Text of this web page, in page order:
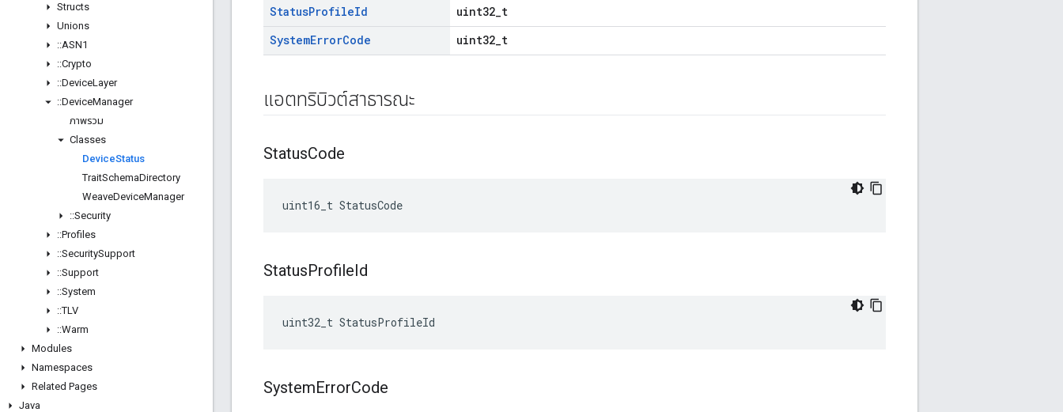
Structs
Unions
::ASN1
::Crypto
::DeviceLayer
::DeviceManager
ภาพรวม
Classes
DeviceStatus
TraitSchemaDirectory
WeaveDeviceManager
::Security
::Profiles
::SecuritySupport
::Support
::System
::TLV
::Warm
Modules
Namespaces
Related Pages
Java
StatusProfileId
uint32_t
SystemErrorCode uint32_t
แอตทริบิวต์สาธารณะ
StatusCode
uint16_t StatusCode
StatusProfileId
uint32_t StatusProfileId
SystemErrorCode